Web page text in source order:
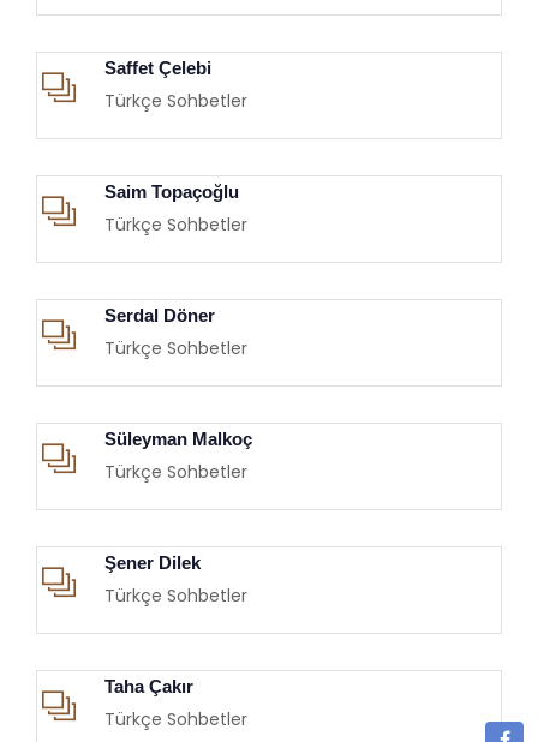
Saffet Çelebi
Türkçe Sohbetler
Saim Topaçoğlu
Türkçe Sohbetler
Serdal Döner
Türkçe Sohbetler
Süleyman Malkoç
Türkçe Sohbetler
Şener Dilek
Türkçe Sohbetler
Taha Çakır
Türkçe Sohbetler